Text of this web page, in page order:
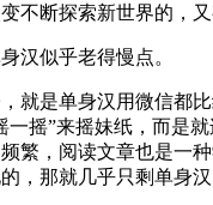
不断探索新世界的，又
汉似乎老得慢点。
就是单身汉用微信都
一摇”来摇妹纸，而是
繁，阅读文章也是一
，那就几乎只剩单身汉